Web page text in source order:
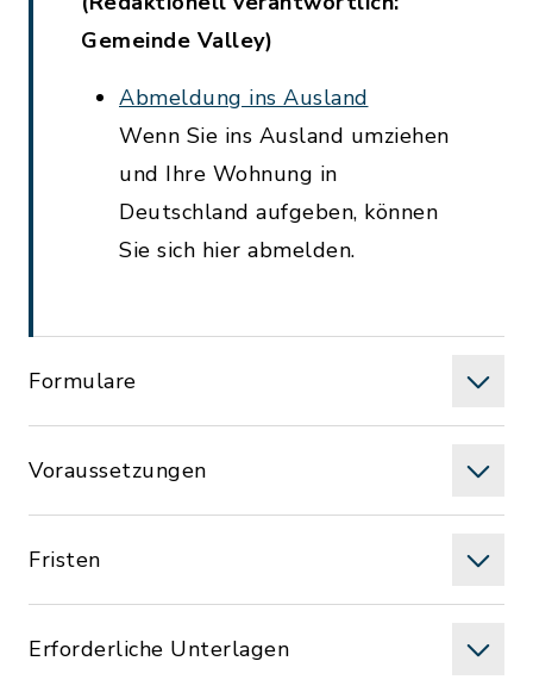
Gemeinde Valley)
Abmeldung ins Ausland
Wenn Sie ins Ausland umziehen
und Ihre Wohnung in
Deutschland aufgeben, können
Sie sich hier abmelden.
Formulare
Voraussetzungen
Fristen
Erforderliche Unterlagen